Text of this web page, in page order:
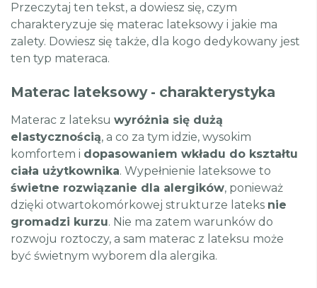
Przeczytaj ten tekst, a dowiesz się, czym
charakteryzuje się materac lateksowy i jakie ma
zalety. Dowiesz się także, dla kogo dedykowany jest
ten typ materaca.
Materac lateksowy - charakterystyka
Materac z lateksu wyróżnia się dużą
elastycznością, a co za tym idzie, wysokim
komfortem i dopasowaniem wkładu do kształtu
ciała użytkownika. Wypełnienie lateksowe to
świetne rozwiązanie dla alergików, ponieważ
dzięki otwartokomórkowej strukturze lateks nie
gromadzi kurzu. Nie ma zatem warunków do
rozwoju roztoczy, a sam materac z lateksu może
być świetnym wyborem dla alergika.